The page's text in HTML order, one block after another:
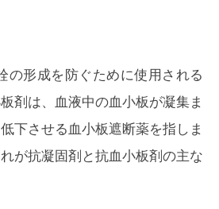
の形成を防ぐために使用される
剤は、血液中の血小板が凝集ま
下させる血小板遮断薬を指しま
が抗凝固剤と抗血小板剤の主な